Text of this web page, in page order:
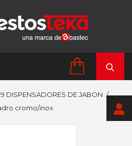
DISPENSADORES DE JABON
cromo/inox